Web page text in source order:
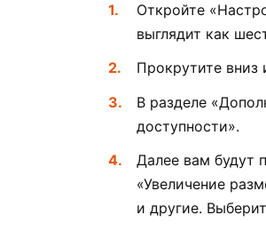
Откройте
выглядит как
Прокрутите вниз
В разделе
доступности».
Далее вам будут
«Увеличение
и другие.